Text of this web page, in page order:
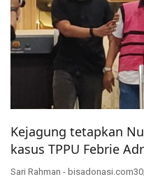
Kejagung tetapkan
kasus TPPU Febrie
Sari Rahman - bisadonasi.com